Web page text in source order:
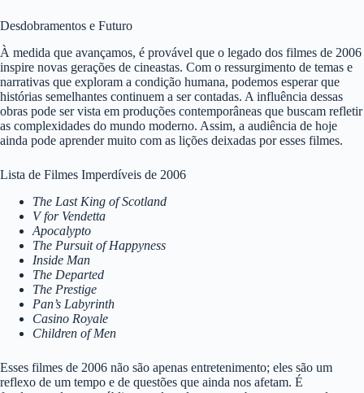
Desdobramentos e Futuro
À medida que avançamos, é provável que o legado dos filmes de 2006
inspire novas gerações de cineastas. Com o ressurgimento de temas e
narrativas que exploram a condição humana, podemos esperar que
histórias semelhantes continuem a ser contadas. A influência dessas
obras pode ser vista em produções contemporâneas que buscam refletir
as complexidades do mundo moderno. Assim, a audiência de hoje
ainda pode aprender muito com as lições deixadas por esses filmes.
Lista de Filmes Imperdíveis de 2006
The Last King of Scotland
V for Vendetta
Apocalypto
The Pursuit of Happyness
Inside Man
The Departed
The Prestige
Pan’s Labyrinth
Casino Royale
Children of Men
Esses filmes de 2006 não são apenas entretenimento; eles são um
reflexo de um tempo e de questões que ainda nos afetam. É